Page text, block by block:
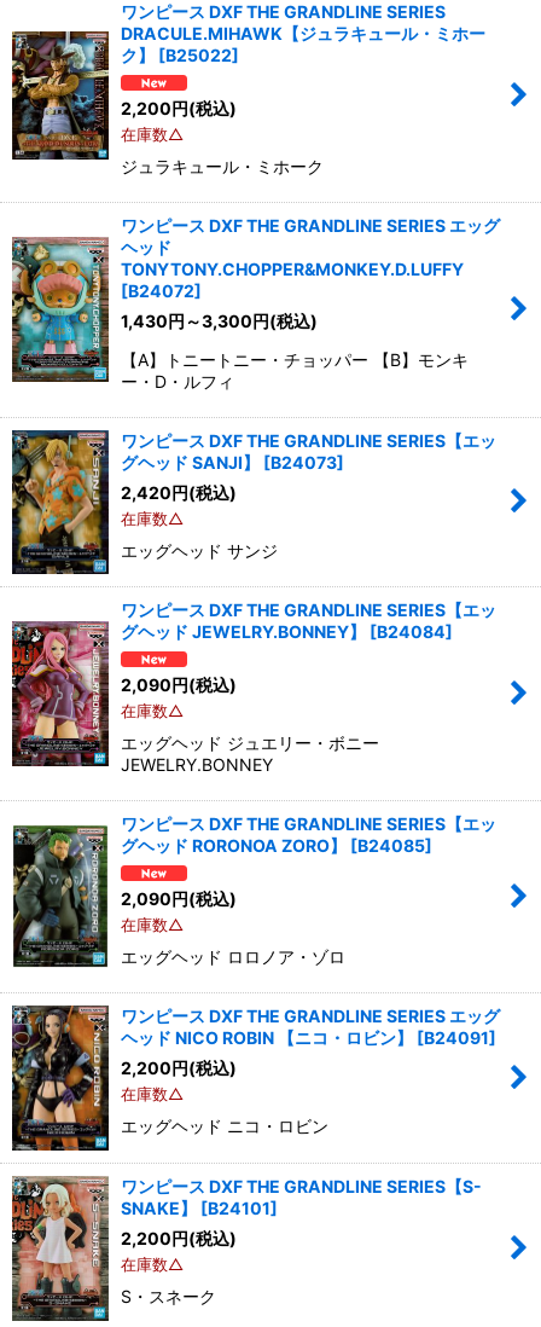
ワンピース DXF THE GRANDLINE SERIES
DRACULE.MIHAWK【ジュラキュール・ミホー
ク】
[B25022]
2,200円(税込)
在庫数△
ジュラキュール・ミホーク
ワンピース DXF THE GRANDLINE SERIES エッグ
ヘッド
TONYTONY.CHOPPER&MONKEY.D.LUFFY
[B24072]
1,430円 ～3,300円(税込)
【A】トニートニー・チョッパー 【B】モンキ
ー・D・ルフィ
ワンピース DXF THE GRANDLINE SERIES【エッ
グヘッド SANJI】
[B24073]
2,420円(税込)
在庫数△
エッグヘッド サンジ
ワンピース DXF THE GRANDLINE SERIES【エッ
グヘッド JEWELRY.BONNEY】
[B24084]
2,090円(税込)
在庫数△
エッグヘッド ジュエリー・ボニー
JEWELRY.BONNEY
ワンピース DXF THE GRANDLINE SERIES【エッ
グヘッド RORONOA ZORO】
[B24085]
2,090円(税込)
在庫数△
エッグヘッド ロロノア・ゾロ
ワンピース DXF THE GRANDLINE SERIES エッグ
ヘッド NICO ROBIN 【ニコ・ロビン】
[B24091]
2,200円(税込)
在庫数△
エッグヘッド ニコ・ロビン
ワンピース DXF THE GRANDLINE SERIES【S-
SNAKE】
[B24101]
2,200円(税込)
在庫数△
S・スネーク